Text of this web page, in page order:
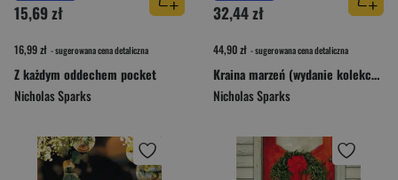
15,69 zł
16,99 zł - sugerowana cena detaliczna
Z każdym oddechem pocket
Nicholas Sparks
32,44 zł
44,90 zł - sugerowana cena detaliczna
Kraina marzeń (wydanie kolekcyjne)
Nicholas Sparks